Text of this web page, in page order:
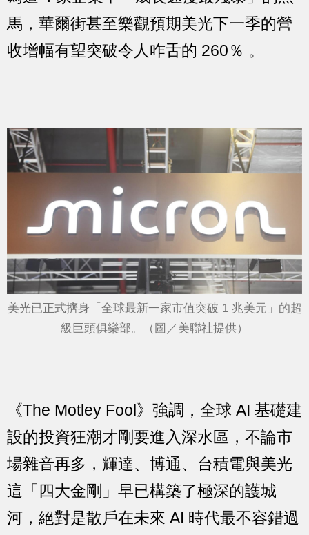
馬，華爾街甚至樂觀預期美光下一季的營
收增幅有望突破令人咋舌的 260％ 。
美光已正式擠身「全球最新一家市值突破 1 兆美元」的超
級巨頭俱樂部。（圖／美聯社提供）
《The Motley Fool》強調，全球 AI 基礎建
設的投資狂潮才剛要進入深水區，不論市
場雜音再多，輝達、博通、台積電與美光
這「四大金剛」早已構築了極深的護城
河，絕對是散戶在未來 AI 時代最不容錯過